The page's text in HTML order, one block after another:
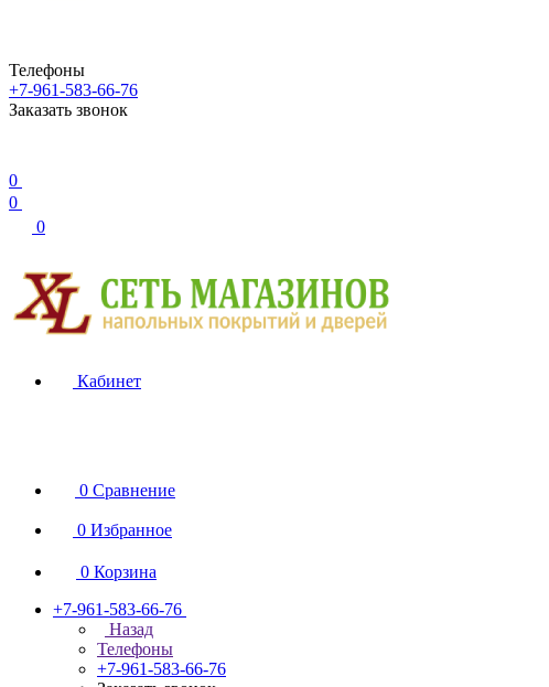
Телефоны
+7-961-583-66-76
Заказать звонок
0
0
0
Кабинет
0 Сравнение
0 Избранное
0 Корзина
+7-961-583-66-76
Назад
Телефоны
+7-961-583-66-76